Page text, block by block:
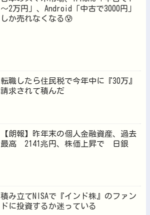
～2万円」、Android「中古で3000円」
しか売れなくなる😰
転職したら住民税で今年中に『30万』
請求されて積んだ
【朗報】昨年末の個人金融資産、過去
最高 2141兆円、株価上昇で 日銀
積み立てNISAで『インド株』のファン
ドに投資するか迷っている